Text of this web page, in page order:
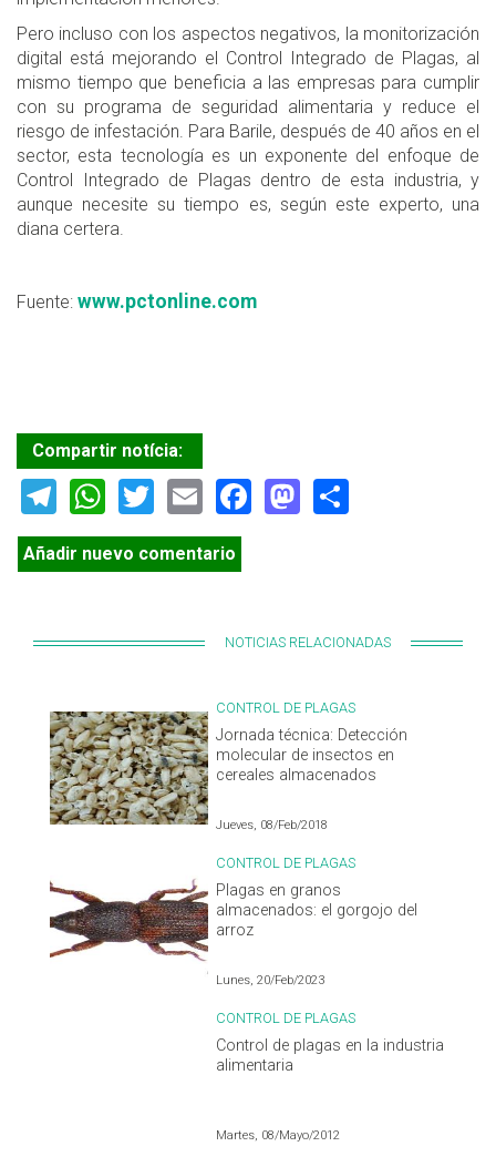
Pero incluso con los aspectos negativos, la monitorización
digital está mejorando el Control Integrado de Plagas, al
mismo tiempo que beneficia a las empresas para cumplir
con su programa de seguridad alimentaria y reduce el
riesgo de infestación. Para Barile, después de 40 años en el
sector, esta tecnología es un exponente del enfoque de
Control Integrado de Plagas dentro de esta industria, y
aunque necesite su tiempo es, según este experto, una
diana certera.
Fuente: www.pctonline.com
Compartir notícia:
Telegram
WhatsApp
TwitterEmailFacebook
Mastodon
Añadir nuevo comentario
NOTICIAS RELACIONADAS
CONTROL DE PLAGAS
Jornada técnica: Detección
molecular de insectos en
cereales almacenados
Jueves, 08/Feb/2018
CONTROL DE PLAGAS
Plagas en granos
almacenados: el gorgojo del
arroz
Lunes, 20/Feb/2023
CONTROL DE PLAGAS
Control de plagas en la industria
alimentaria
Martes, 08/Mayo/2012